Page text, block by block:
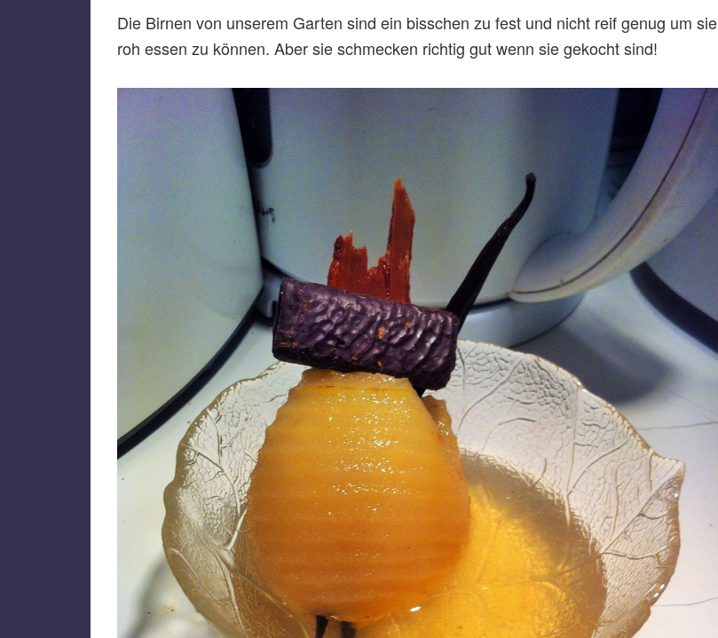
Die Birnen von unserem Garten sind ein bisschen zu fest und nicht reif genug um sie
roh essen zu können. Aber sie schmecken richtig gut wenn sie gekocht sind!